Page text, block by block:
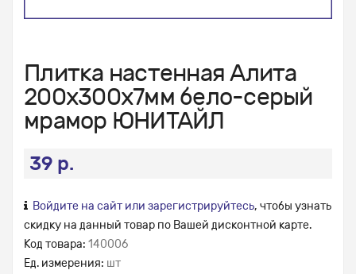
Плитка настенная Алита
200х300х7мм бело-серый
мрамор ЮНИТАЙЛ
39 р.
Войдите на сайт или зарегистрируйтесь, чтобы узнать
скидку на данный товар по Вашей дисконтной карте.
Код товара: 140006
Ед. измерения: шт